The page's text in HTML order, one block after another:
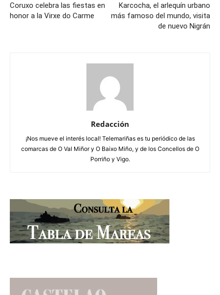
Coruxo celebra las fiestas en
honor a la Virxe do Carme
Karcocha, el arlequín urbano
más famoso del mundo, visita
de nuevo Nigrán
Redacción
¡Nos mueve el interés local! Telemariñas es tu periódico de las
comarcas de O Val Miñor y O Baixo Miño, y de los Concellos de O
Porriño y Vigo.